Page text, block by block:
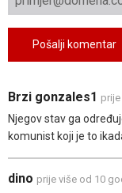
Pošalji komentar
Brzi gonzales1
Njegov stav ga
komunist koji je to
dino prije više od 10